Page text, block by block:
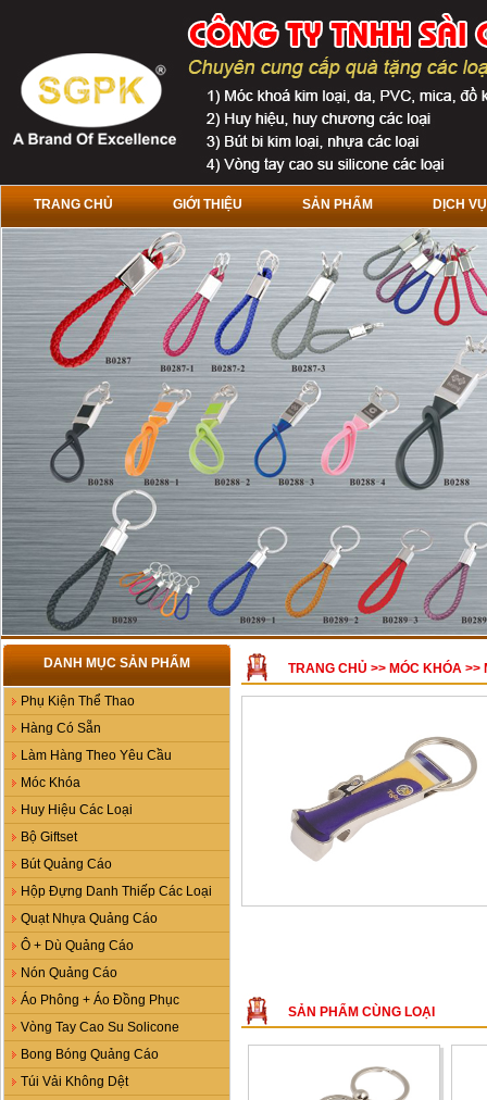
TRANG CHỦ GIỚI THIỆU SẢN PHẨM DỊCH VỤ
DANH MỤC SẢN PHẨM
Phụ Kiện Thể Thao
Hàng Có Sẵn
Làm Hàng Theo Yêu Cầu
Móc Khóa
Huy Hiệu Các Loại
Bộ Giftset
Bút Quảng Cáo
Hộp Đựng Danh Thiếp Các Loại
Quạt Nhựa Quảng Cáo
Ô + Dù Quảng Cáo
Nón Quảng Cáo
Áo Phông + Áo Đồng Phục
Vòng Tay Cao Su Solicone
Bong Bóng Quảng Cáo
Túi Vải Không Dệt
TRANG CHỦ >> MÓC KHÓA >>
SẢN PHẨM CÙNG LOẠI